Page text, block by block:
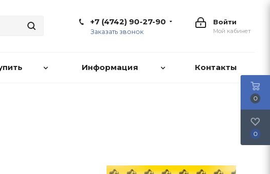
Войти
Мой кабинет
+7 (4742) 90-27-90
Заказать звонок
Информация Контакты
0
0